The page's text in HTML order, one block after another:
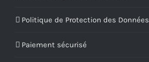
Politique de Protection des Données
Paiement sécurisé